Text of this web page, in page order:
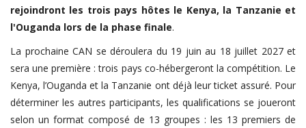
Cyclisme
FIFA
Actualités
Business du sport
Guides & Dossiers
rejoindront les trois pays hôtes le Kenya, la Tanzanie et
l'Ouganda lors de la phase finale.
La prochaine CAN se déroulera du 19 juin au 18 juillet 2027 et
sera une première : trois pays co-hébergeront la compétition. Le
Kenya, l’Ouganda et la Tanzanie ont déjà leur ticket assuré. Pour
déterminer les autres participants, les qualifications se joueront
selon un format composé de 13 groupes : les 13 premiers de